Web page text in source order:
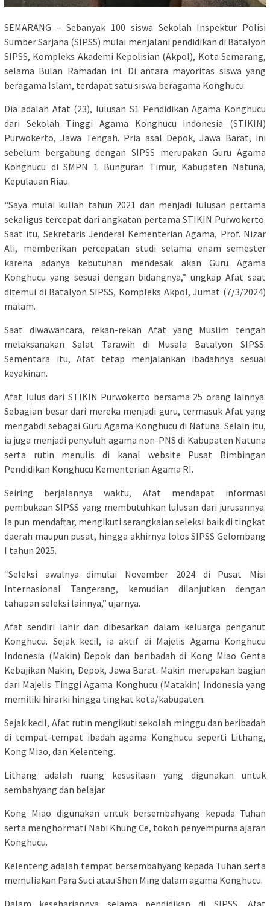
SEMARANG – Sebanyak 100 siswa Sekolah Inspektur Polisi
Sumber Sarjana (SIPSS) mulai menjalani pendidikan di Batalyon
SIPSS, Kompleks Akademi Kepolisian (Akpol), Kota Semarang,
selama Bulan Ramadan ini. Di antara mayoritas siswa yang
beragama Islam, terdapat satu siswa beragama Konghucu.
Dia adalah Afat (23), lulusan S1 Pendidikan Agama Konghucu
dari Sekolah Tinggi Agama Konghucu Indonesia (STIKIN)
Purwokerto, Jawa Tengah. Pria asal Depok, Jawa Barat, ini
sebelum bergabung dengan SIPSS merupakan Guru Agama
Konghucu di SMPN 1 Bunguran Timur, Kabupaten Natuna,
Kepulauan Riau.
“Saya mulai kuliah tahun 2021 dan menjadi lulusan pertama
sekaligus tercepat dari angkatan pertama STIKIN Purwokerto.
Saat itu, Sekretaris Jenderal Kementerian Agama, Prof. Nizar
Ali, memberikan percepatan studi selama enam semester
karena adanya kebutuhan mendesak akan Guru Agama
Konghucu yang sesuai dengan bidangnya,” ungkap Afat saat
ditemui di Batalyon SIPSS, Kompleks Akpol, Jumat (7/3/2024)
malam.
Saat diwawancara, rekan-rekan Afat yang Muslim tengah
melaksanakan Salat Tarawih di Musala Batalyon SIPSS.
Sementara itu, Afat tetap menjalankan ibadahnya sesuai
keyakinan.
Afat lulus dari STIKIN Purwokerto bersama 25 orang lainnya.
Sebagian besar dari mereka menjadi guru, termasuk Afat yang
mengabdi sebagai Guru Agama Konghucu di Natuna. Selain itu,
ia juga menjadi penyuluh agama non-PNS di Kabupaten Natuna
serta rutin menulis di kanal website Pusat Bimbingan
Pendidikan Konghucu Kementerian Agama RI.
Seiring berjalannya waktu, Afat mendapat informasi
pembukaan SIPSS yang membutuhkan lulusan dari jurusannya.
Ia pun mendaftar, mengikuti serangkaian seleksi baik di tingkat
daerah maupun pusat, hingga akhirnya lolos SIPSS Gelombang
I tahun 2025.
“Seleksi awalnya dimulai November 2024 di Pusat Misi
Internasional Tangerang, kemudian dilanjutkan dengan
tahapan seleksi lainnya,” ujarnya.
Afat sendiri lahir dan dibesarkan dalam keluarga penganut
Konghucu. Sejak kecil, ia aktif di Majelis Agama Konghucu
Indonesia (Makin) Depok dan beribadah di Kong Miao Genta
Kebajikan Makin, Depok, Jawa Barat. Makin merupakan bagian
dari Majelis Tinggi Agama Konghucu (Matakin) Indonesia yang
memiliki hirarki hingga tingkat kota/kabupaten.
Sejak kecil, Afat rutin mengikuti sekolah minggu dan beribadah
di tempat-tempat ibadah agama Konghucu seperti Lithang,
Kong Miao, dan Kelenteng.
Lithang adalah ruang kesusilaan yang digunakan untuk
sembahyang dan belajar.
Kong Miao digunakan untuk bersembahyang kepada Tuhan
serta menghormati Nabi Khung Ce, tokoh penyempurna ajaran
Konghucu.
Kelenteng adalah tempat bersembahyang kepada Tuhan serta
memuliakan Para Suci atau Shen Ming dalam agama Konghucu.
Dalam kesehariannya selama pendidikan di SIPSS, Afat